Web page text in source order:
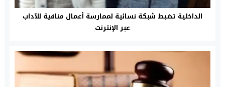
الداخلية تضبط شبكة نسائية لممارسة أعمال منافية للآداب
عبر الإنترنت